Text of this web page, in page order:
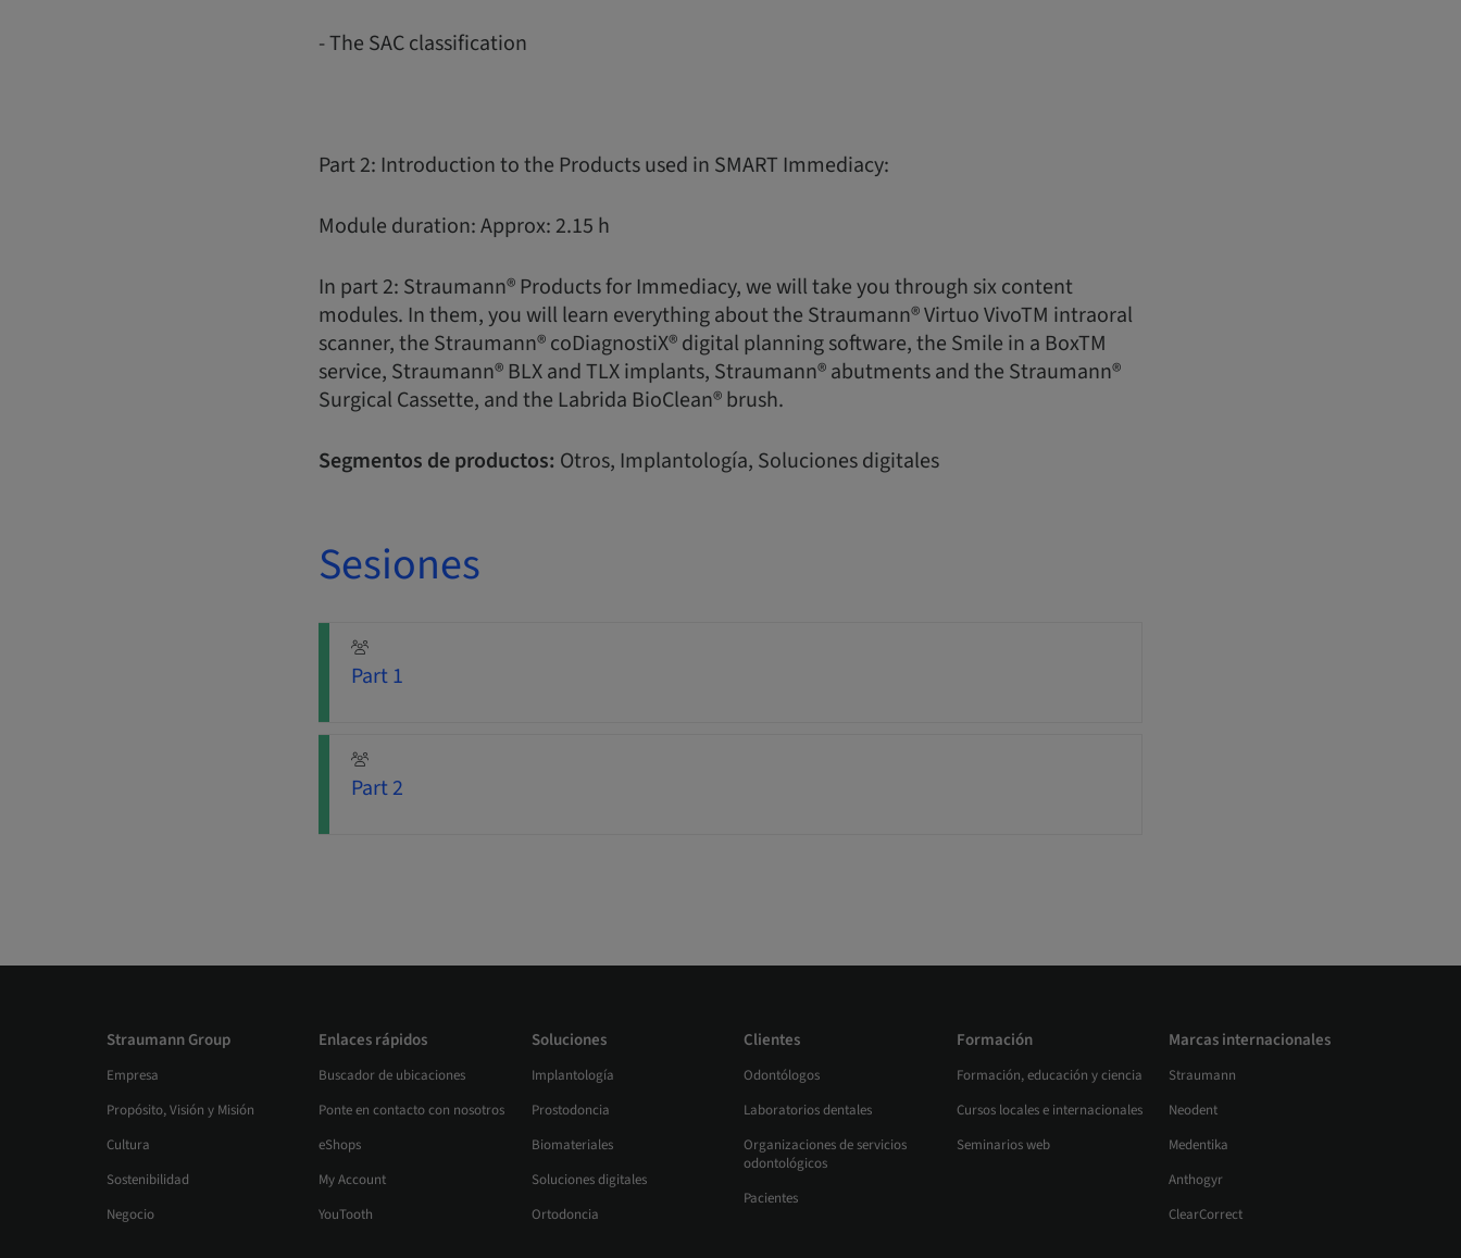
- The SAC classification
Part 2: Introduction to the Products used in SMART Immediacy:
Module duration: Approx: 2.15 h
In part 2: Straumann® Products for Immediacy, we will take you through six content
modules. In them, you will learn everything about the Straumann® Virtuo VivoTM intraoral
scanner, the Straumann® coDiagnostiX® digital planning software, the Smile in a BoxTM
service, Straumann® BLX and TLX implants, Straumann® abutments and the Straumann®
Surgical Cassette, and the Labrida BioClean® brush.
Segmentos de productos: Otros, Implantología, Soluciones digitales
Sesiones
Part 1
Part 2
Straumann Group
Empresa
Propósito, Visión y Misión
Cultura
Sostenibilidad
Negocio
Enlaces rápidos
Buscador de ubicaciones
Ponte en contacto con nosotros
eShops
My Account
YouTooth
Soluciones
Implantología
Prostodoncia
Biomateriales
Soluciones digitales
Ortodoncia
Clientes
Odontólogos
Laboratorios dentales
Organizaciones de servicios
odontológicos
Pacientes
Formación
Formación, educación y ciencia
Cursos locales e internacionales
Seminarios web
Marcas internacionales
Straumann
Neodent
Medentika
Anthogyr
ClearCorrect